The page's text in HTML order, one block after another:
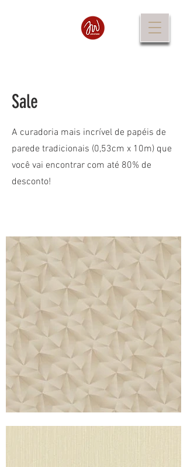
Sale
A curadoria mais incrível de papéis de
parede tradicionais (0,53cm x 10m) que
você vai encontrar com até 80% de
desconto!